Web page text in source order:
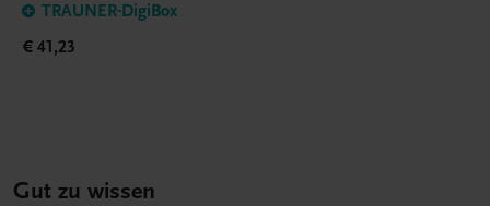
TRAUNER-DigiBox
€ 41,23
Gut zu wissen